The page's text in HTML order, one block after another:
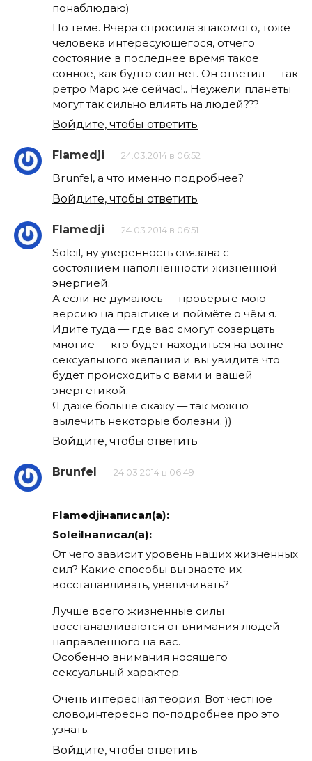
понаблюдаю)
По теме. Вчера спросила знакомого, тоже
человека интересующегося, отчего
состояние в последнее время такое
сонное, как будто сил нет. Он ответил — так
ретро Марс же сейчас!.. Неужели планеты
могут так сильно влиять на людей???
Войдите, чтобы ответить
Flamedji 24.03.2014 в 06:52
Brunfel, а что именно подробнее?
Войдите, чтобы ответить
Flamedji 24.03.2014 в 06:51
Soleil, ну уверенность связана с
состоянием наполненности жизненной
энергией.
А если не думалось — проверьте мою
версию на практике и поймёте о чём я.
Идите туда — где вас смогут созерцать
многие — кто будет находиться на волне
сексуального желания и вы увидите что
будет происходить с вами и вашей
энергетикой.
Я даже больше скажу — так можно
вылечить некоторые болезни. ))
Войдите, чтобы ответить
Brunfel 24.03.2014 в 06:49
Flamedjiнаписал(а):
Soleilнаписал(а):
От чего зависит уровень наших жизненных
сил? Какие способы вы знаете их
восстанавливать, увеличивать?
Лучше всего жизненные силы
восстанавливаются от внимания людей
направленного на вас.
Особенно внимания носящего
сексуальный характер.
Очень интересная теория. Вот честное
слово,интересно по-подробнее про это
узнать.
Войдите, чтобы ответить